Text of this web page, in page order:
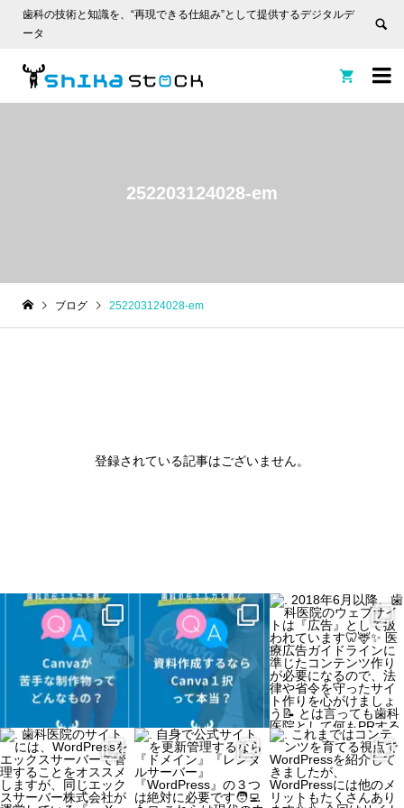
歯科の技術と知識を、“再現できる仕組み”として提供するデジタルデ
ータ


252203124028-em
ブログ 252203124028-em
登録されている記事はございません。